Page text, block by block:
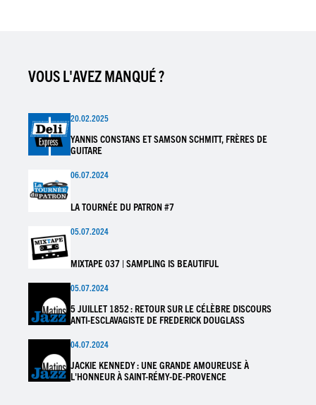
VOUS L'AVEZ MANQUÉ ?
20.02.2025
YANNIS CONSTANS ET SAMSON SCHMITT, FRÈRES DE
GUITARE
06.07.2024
LA TOURNÉE DU PATRON #7
05.07.2024
MIXTAPE 037 | SAMPLING IS BEAUTIFUL
05.07.2024
5 JUILLET 1852 : RETOUR SUR LE CÉLÈBRE DISCOURS
ANTI-ESCLAVAGISTE DE FREDERICK DOUGLASS
04.07.2024
JACKIE KENNEDY : UNE GRANDE AMOUREUSE À
L'HONNEUR À SAINT-RÉMY-DE-PROVENCE